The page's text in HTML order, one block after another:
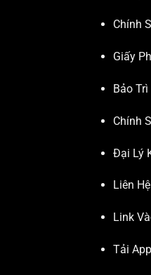
Chính
Giấy
Bảo Trì
Chính
Đại Lý
Liên
Link
Tải